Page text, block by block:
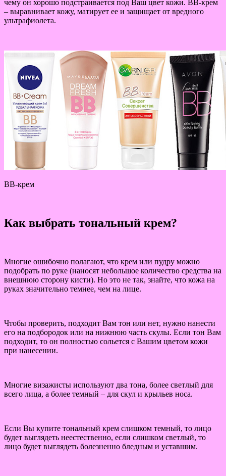
чему он хорошо подстраивается под Ваш цвет кожи. ВВ-крем
– выравнивает кожу, матирует ее и защищает от вредного
ультрафиолета.
ВВ-крем
Как выбрать тональный крем?
Многие ошибочно полагают, что крем или пудру можно
подобрать по руке (наносят небольшое количество средства на
внешнюю сторону кисти). Но это не так, знайте, что кожа на
руках значительно темнее, чем на лице.
Чтобы проверить, подходит Вам тон или нет, нужно нанести
его на подбородок или на нижнюю часть скулы. Если тон Вам
подходит, то он полностью сольется с Вашим цветом кожи
при нанесении.
Многие визажисты используют два тона, более светлый для
всего лица, а более темный – для скул и крыльев носа.
Если Вы купите тональный крем слишком темный, то лицо
будет выглядеть неестественно, если слишком светлый, то
лицо будет выглядеть болезненно бледным и уставшим.